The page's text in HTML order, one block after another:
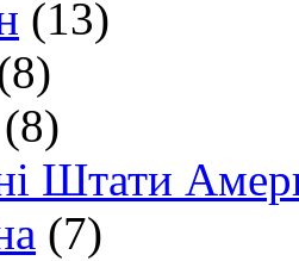
(13)
(8)
Штати
(7)